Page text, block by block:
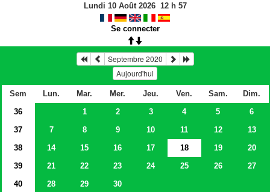
Lundi 10 Août 2026 12h 57
Se connecter
Septembre 2020
Aujourd'hui
Sem Lun. Mar. Mer. Jeu. Ven. Sam.
Dim.
36
1 2 3 4 5
6
37
7 8 9 10 11 12
13
38
14 15 16 17 18 19
20
39
21 22 23 24 25 26
27
40
28 29 30